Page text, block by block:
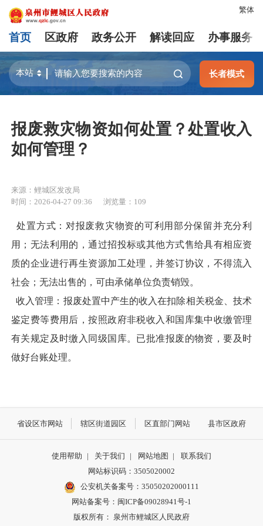
繁体
首页 区政府 政务公开 解读回应 办事服务
长者模式
报废救灾物资如何处置？处置收入
如何管理？
来源：鲤城区发改局
时间：2026-04-27 09:36
浏览量： 109
处置方式：对报废救灾物资的可利用部分保留并充分利
用；无法利用的，通过招投标或其他方式售给具有相应资
质的企业进行再生资源加工处理，并签订协议，不得流入
社会；无法出售的，可由承储单位负责销毁。
收入管理：报废处置中产生的收入在扣除相关税金、技术
鉴定费等费用后，按照政府非税收入和国库集中收缴管理
有关规定及时缴入同级国库。已批准报废的物资，要及时
做好台账处理。
省设区市网站 辖区街道园区 区直部门网站 县市区政府
使用帮助 | 关于我们 | 网站地图 |
联系我们
网站标识码：3505020002
公安机关备案号：35050202000111
网站备案号：闽ICP备09028941号-1
版权所有： 泉州市鲤城区人民政府